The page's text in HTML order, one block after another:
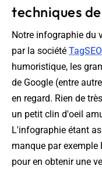
techniques
Notre infographie du
par la société
humoristique, les
de Google (entre
en regard. Rien de
un petit clin d'oeil
L'infographie étant
manque par
pour en obtenir une